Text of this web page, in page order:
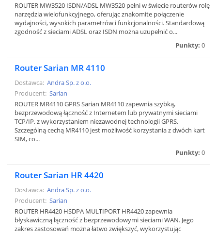
ROUTER MW3520 ISDN/ADSL MW3520 pełni w świecie routerów rolę
narzędzia wielofunkcyjnego, oferując znakomite połączenie
wydajności, wysokich parametrów i funkcjonalności. Standardową
zgodność z sieciami ADSL oraz ISDN można uzupełnić o...
Punkty: 0
Router Sarian MR 4110
Dostawca: Andra Sp. z o.o.
Producent: Sarian
ROUTER MR4110 GPRS Sarian MR4110 zapewnia szybką,
bezprzewodową łączność z Internetem lub prywatnymi sieciami
TCP/IP, z wykorzystaniem niezawodnej technologii GPRS.
Szczególną cechą MR4110 jest możliwość korzystania z dwóch kart
SIM, co...
Punkty: 0
Router Sarian HR 4420
Dostawca: Andra Sp. z o.o.
Producent: Sarian
ROUTER HR4420 HSDPA MULTIPORT HR4420 zapewnia
błyskawiczną łączność z bezprzewodowymi sieciami WAN. Jego
zakres zastosowań można łatwo zwiększyć, wykorzystując